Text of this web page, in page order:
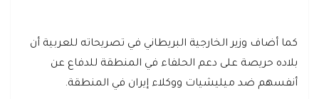
كما أضاف وزير الخارجية البريطاني في تصريحاته للعربية أن
بلاده حريصة على دعم الحلفاء في المنطقة للدفاع عن
أنفسهم ضد ميليشيات ووكلاء إيران في المنطقة.